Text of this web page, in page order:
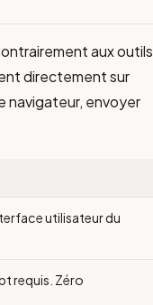
aux outils
directement sur
navigateur, envoyer
utilisateur du
requis. Zéro